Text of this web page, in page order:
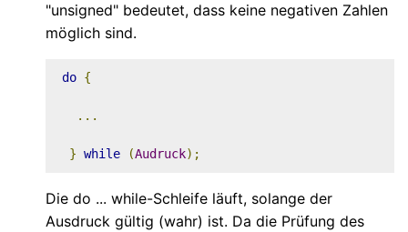
"unsigned" bedeutet, dass keine negativen Zahlen
möglich sind.
do {
...
} while (Audruck);
Die do ... while-Schleife läuft, solange der
Ausdruck gültig (wahr) ist. Da die Prüfung des